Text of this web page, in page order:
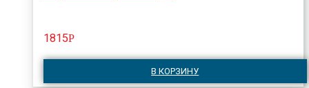
1815Р
В КОРЗИНУ